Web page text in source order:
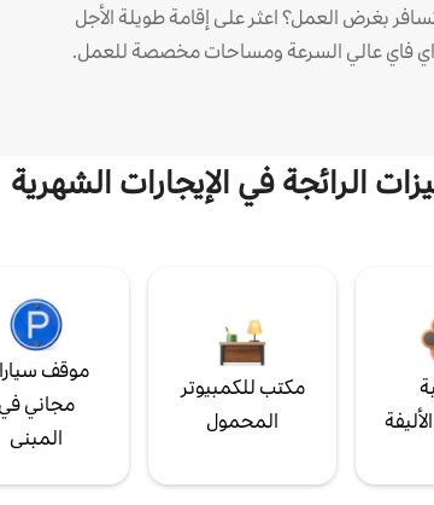
بغرض العمل؟ اعثر على إقامة طويلة الأجل
فاي عالي السرعة ومساحات مخصصة للعمل.
الرائجة في الإيجارات الشهرية
مكتب للكمبيوتر
المحمول
موقف
مجاني في
المبنى